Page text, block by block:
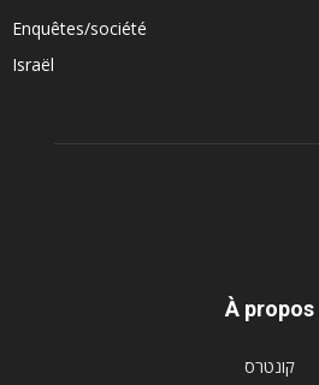
Enquêtes/société
Israël
À propos
קונטרס